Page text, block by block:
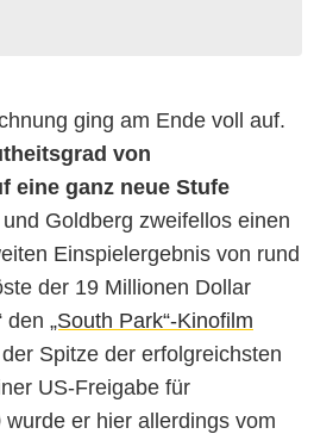
ging am Ende voll auf.
von
eine ganz neue Stufe
Goldberg zweifellos einen
Einspielergebnis von rund
der 19 Millionen Dollar
den „South Park“-Kinofilm
Spitze der erfolgreichsten
US-Freigabe für
er hier allerdings vom